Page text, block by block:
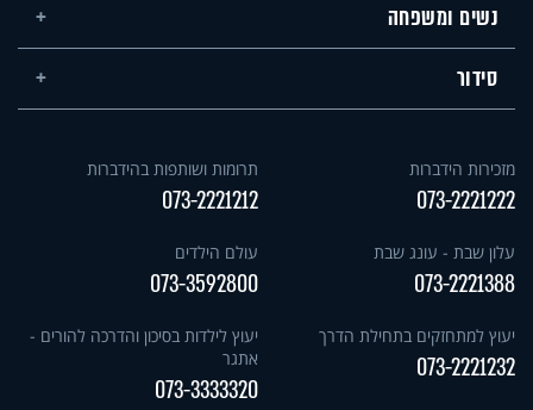
נשים ומשפחה
סידור
מזכירות הידברות
073-2221222
תרומות ושותפות בהידברות
073-2221212
עלון שבת - עונג שבת
073-2221388
עולם הילדים
073-3592800
יעוץ למתחזקים בתחילת הדרך
073-2221232
יעוץ לילדות בסיכון והדרכה להורים -
אתגר
073-3333320